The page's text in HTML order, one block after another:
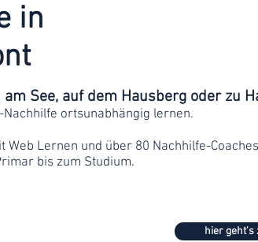
in
See, auf dem Hausberg oder zu
ortsunabhängig lernen.
Web Lernen und über 80 Nachhilfe-
bis zum Studium.
hier geht's